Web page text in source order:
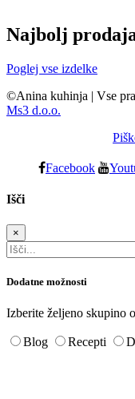
Najbolj
Poglej vse izdelke
©Anina kuhinja | Vse
Ms3 d.o.o.
Facebook
Išči
×
Dodatne možnosti
Izberite željeno skupino
Blog Recepti